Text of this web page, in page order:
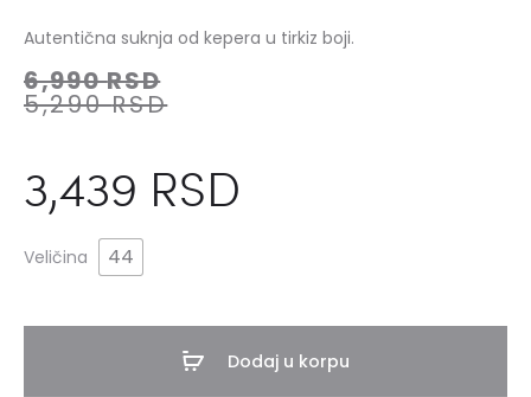
Autentična suknja od kepera u tirkiz boji.
6,990RSD
5,290RSD
3,439 RSD
Veličina 44
Dodaj u korpu